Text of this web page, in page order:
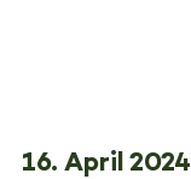
16. April 2024